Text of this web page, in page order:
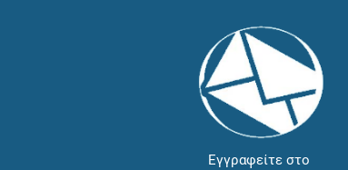
Εγγραφείτε στο